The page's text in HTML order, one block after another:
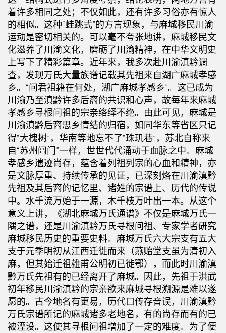
着许多相同之处；不仅如此，还有许多习俗亦有惊人
的相似。这种“蛙跳式”的方言现象，与麻城移民川渝
运动是密切相关的。可以毫不夸张地讲，麻城移民文
化滋养了川渝文化，磨砺了川渝精神，在中华文明史
上写下了精彩篇章。近年来，我多次赴川渝滇黔调
查，发现万氏大量族谱记载其先祖来自湖广麻城孝感
乡。“问君祖籍在何处，湖广麻城孝感乡”。这已成为
川渝乃至滇黔许多后裔的共识和心声，故每年来麻城
孝感乡寻根问祖的宗亲络绎不绝。由此可见，麻城是
川渝滇黔后裔思乡情结的归宿，如同华东等省区只记
得“大槐树”，华南等地忘不了“珠玑巷”，苏北自称来
自“苏州阊门”一样，世世代代涌动于血脉之中。麻城
孝感乡遗迹尚存，蕴含着列祖列宗的心血和精神，亦
是文脉厚重、持续传承的见证，已深刻烙在川渝滇黔
先祖及其后裔的记忆里、诸姓的宗谱上、历代的传说
中。水千流万始于一源，木千枝万叶出一本。从这个
意义上讲，《湖北麻城万氏通谱》不仅是麻城万氏一
隅之谱，还是川渝滇黔万氏寻根问祖、专家学者研究
麻城移民历史的重要史料。麻城万氏六大宗支有五大
支于元季明初从江西迁徙而来（燕贻堂支虽为清初入
麻，但其始迁祖雄甫公明初已徙鄂），而此时川渝滇
黔万氏先祖有的已经离开了麻城。因此，先祖于洪武
初年移民川渝滇黔的宗亲欲来麻城寻根溯源是难以遂
愿的。古今地名有更易，历代口传存音误，川渝滇黔
万氏宗谱所记的麻城诸多老地名，有的尚存而有的已
被湮没。这使其寻根问祖增加了一定的难度。为了便